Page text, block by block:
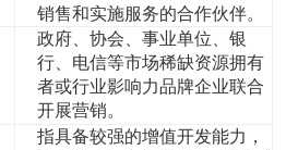
销售和实施服务的合作伙伴。
政府、协会、事业单位、银
行、电信等市场稀缺资源拥有
者或行业影响力品牌企业联合
开展营销。
指具备较强的增值开发能力，